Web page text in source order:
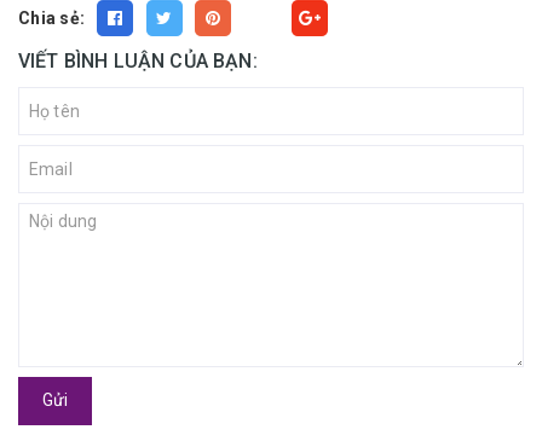
Chia sẻ:
VIẾT BÌNH LUẬN CỦA BẠN:
Gửi